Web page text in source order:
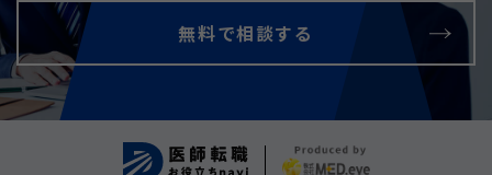
無料で相談する